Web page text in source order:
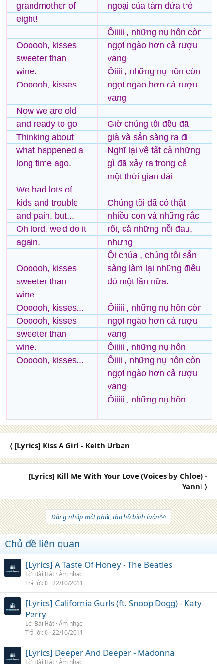
grandmother of
eight!
Oooooh, kisses
sweeter than
wine.
Oooooh, kisses...
Now we are old
and ready to go
Thinking about
what happened a
long time ago.
We had lots of
kids and trouble
and pain, but...
Oh lord, we'd do it
again.
Oooooh, kisses
sweeter than
wine.
Oooooh, kisses...
Oooooh, kisses
sweeter than
wine.
Oooooh, kisses...
ngoại của tám đứa trẻ
Ôiiiii , những nụ hôn còn
ngọt ngào hơn cả rượu
vang
Ôiiii , những nụ hôn còn
ngọt ngào hơn cả rượu
vang
Giờ chúng tôi đều đã
già và sẵn sàng ra đi
Nghĩ lại về tất cả những
gì đã xảy ra trong cả
một thời gian dài
Chúng tôi đã có thật
nhiều con và những rắc
rối, cả những nỗi đau,
nhưng
Ôi chúa , chúng tôi sẵn
sàng làm lại những điều
đó một lần nữa.
Ôiiiii , những nụ hôn còn
ngọt ngào hơn cả rượu
vang
Ôiiiii , những nụ hôn
Ôiiii , những nụ hôn còn
ngọt ngào hơn cả rượu
vang
Ôiiiii , những nụ hôn
〈 [Lyrics] Kiss A Girl - Keith Urban
[Lyrics] Kill Me With Your Love (Voices by Chloe) -
Yanni 〉
Đăng nhập một phát, tha hồ bình luận^^
Chủ đề liên quan
[Lyrics] A Taste Of Honey - The Beatles
Lời Bài Hát Âm nhạc
Trả lời 0 22/10/2011
[Lyrics] California Gurls (ft. Snoop Dogg) - Katy
Perry
Lời Bài Hát Âm nhạc
Trả lời 0 22/10/2011
[Lyrics] Deeper And Deeper - Madonna
Lời Bài Hát Âm nhạc